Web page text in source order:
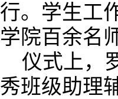
行。学生工
学院百余名
仪式上，
秀班级助理